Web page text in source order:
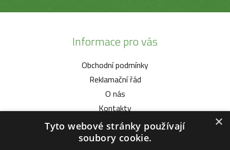
Informace pro vás
Obchodní podmínky
Reklamační řád
O nás
Kontakty
Vybíráme pro vás
×
Tyto webové stránky používají
soubory cookie.